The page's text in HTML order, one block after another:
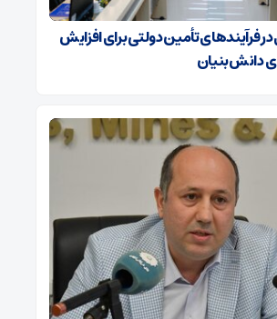
فرآیندهای تأمین دولتی برای افزایش
دانش‌بنیان